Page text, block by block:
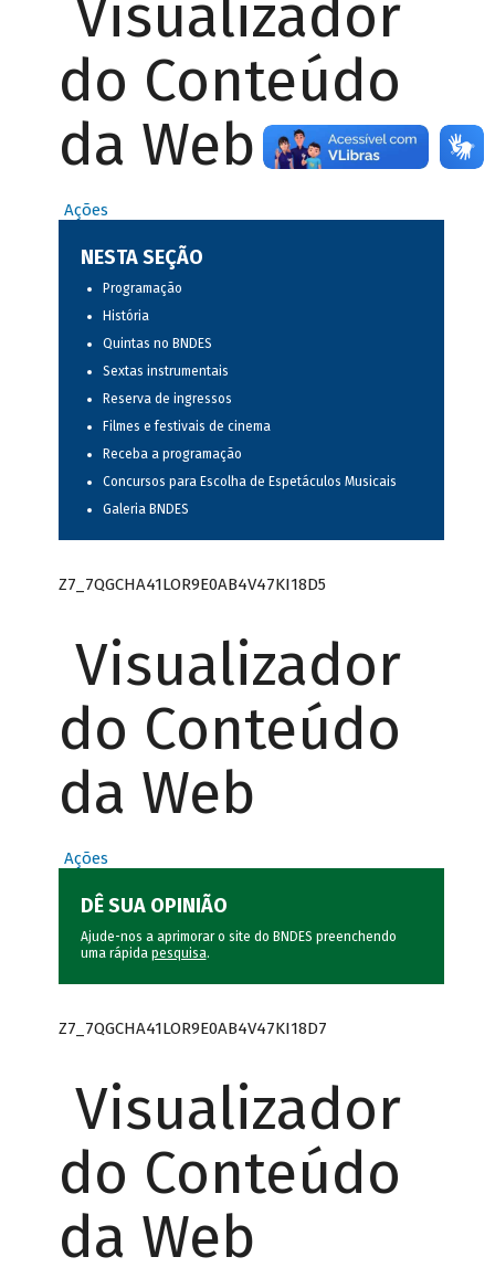
Visualizador
do Conteúdo
da Web
Ações
NESTA SEÇÃO
Programação
História
Quintas no BNDES
Sextas instrumentais
Reserva de ingressos
Filmes e festivais de cinema
Receba a programação
Concursos para Escolha de Espetáculos Musicais
Galeria BNDES
Z7_7QGCHA41LOR9E0AB4V47KI18D5
Visualizador
do Conteúdo
da Web
Ações
DÊ SUA OPINIÃO
Ajude-nos a aprimorar o site do BNDES preenchendo
uma rápida pesquisa.
Z7_7QGCHA41LOR9E0AB4V47KI18D7
Visualizador
do Conteúdo
da Web